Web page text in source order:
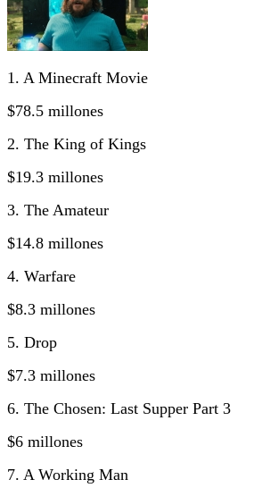
1. A Minecraft Movie
$78.5 millones
2. The King of Kings
$19.3 millones
3. The Amateur
$14.8 millones
4. Warfare
$8.3 millones
5. Drop
$7.3 millones
6. The Chosen: Last Supper Part 3
$6 millones
7. A Working Man